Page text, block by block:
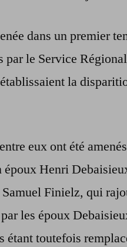
dans un premier
le Service
la
eux ont été
époux Henri
Finielz, qui
les époux
étant toutefois